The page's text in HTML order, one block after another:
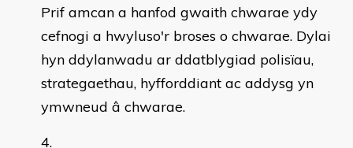
Prif amcan a hanfod gwaith chwarae ydy
cefnogi a hwyluso'r broses o chwarae. Dylai
hyn ddylanwadu ar ddatblygiad polisïau,
strategaethau, hyfforddiant ac addysg yn
ymwneud â chwarae.